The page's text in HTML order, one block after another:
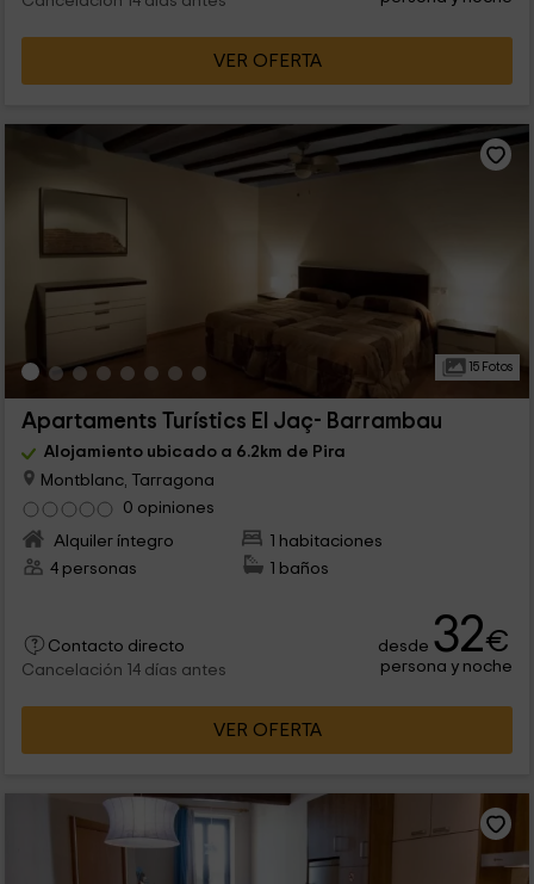
VER OFERTA
15 Fotos
Apartaments Turístics El Jaç- Barrambau
Alojamiento ubicado a 6.2km de Pira
Montblanc, Tarragona
0 opiniones
Alquiler íntegro
1 habitaciones
4 personas
1 baños
Contacto directo
Cancelación 14 días antes
desde 32€
persona y noche
VER OFERTA